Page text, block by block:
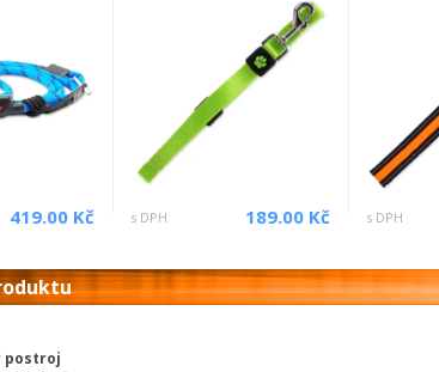
419.00 Kč s DPH 189.00 Kč s DPH
postroj